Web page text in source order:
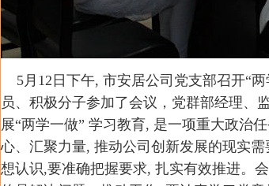
5月12日下午, 市安居公司党支部召开“
员、积极分子参加了会议，党群部经理、
展“两学一做” 学习教育, 是一项重大政治
心、汇聚力量, 推动公司创新发展的现实
想认识,要准确把握要求, 扎实有效推进。